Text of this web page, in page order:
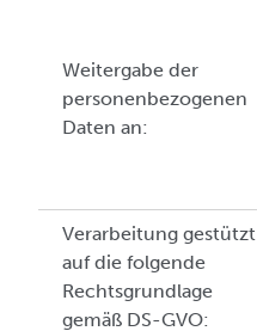
Weitergabe der
personenbezogenen
Daten an:
Verarbeitung gestützt
auf die folgende
Rechtsgrundlage
gemäß DS-GVO: